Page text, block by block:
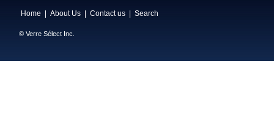
Home About Us Contact us Search
© Verre Sélect Inc.